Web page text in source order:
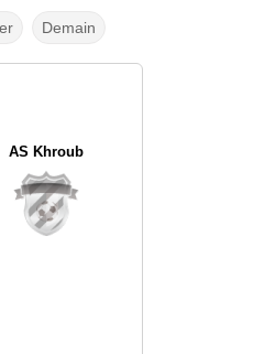
Demain
AS Khroub